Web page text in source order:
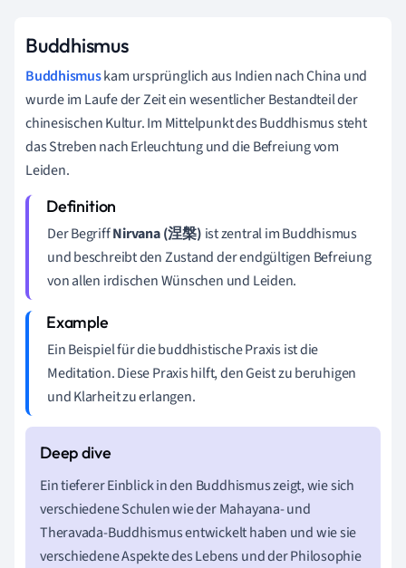
Buddhismus
Buddhismuskam ursprünglich aus Indien nach China und
wurde im Laufe der Zeit ein wesentlicher Bestandteil der
chinesischen Kultur. Im Mittelpunkt des Buddhismus steht
das Streben nach Erleuchtung und die Befreiung vom
Leiden.
Der BegriffNirvana (涅槃) ist zentral im Buddhismus
und beschreibt den Zustand der endgültigen Befreiung
von allen irdischen Wünschen und Leiden.
Ein Beispiel für die buddhistische Praxis ist die
Meditation. Diese Praxis hilft, den Geist zu beruhigen
und Klarheit zu erlangen.
Ein tieferer Einblick in den Buddhismus zeigt, wie sich
verschiedene Schulen wie der Mahayana- und
Theravada-Buddhismus entwickelt haben und wie sie
verschiedene Aspekte des Lebens und der Philosophie